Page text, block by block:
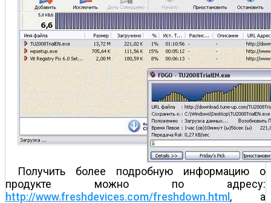
Получить более подробную информацию о
продукте можно по адресу:
http://www.freshdevices.com/freshdown.html , а